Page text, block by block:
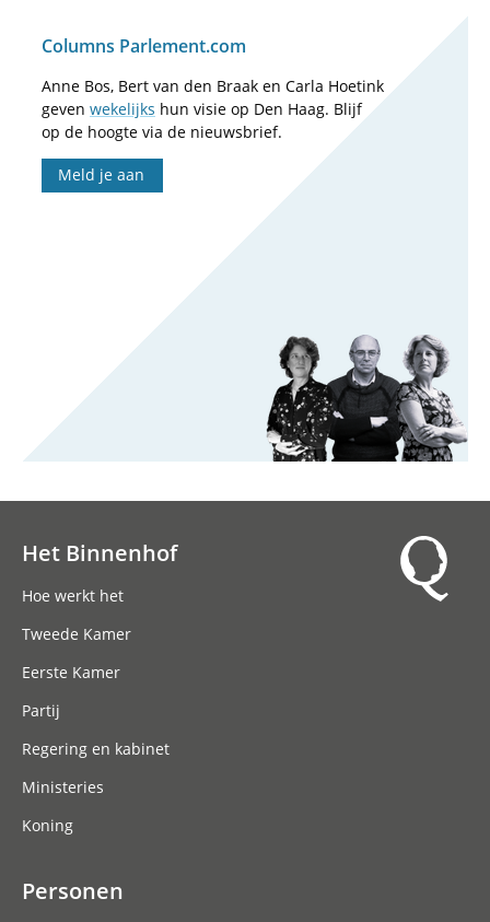
Columns Parlement.com
Anne Bos, Bert van den Braak en Carla Hoetink
geven wekelijks hun visie op Den Haag. Blijf
op de hoogte via de nieuwsbrief.
Meld je aan
Het Binnenhof
Hoe werkt het
Tweede Kamer
Eerste Kamer
Partij
Regering en kabinet
Ministeries
Koning
Personen